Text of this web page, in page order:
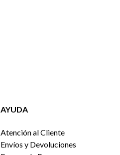
AYUDA
Atención al Cliente
Envíos y Devoluciones